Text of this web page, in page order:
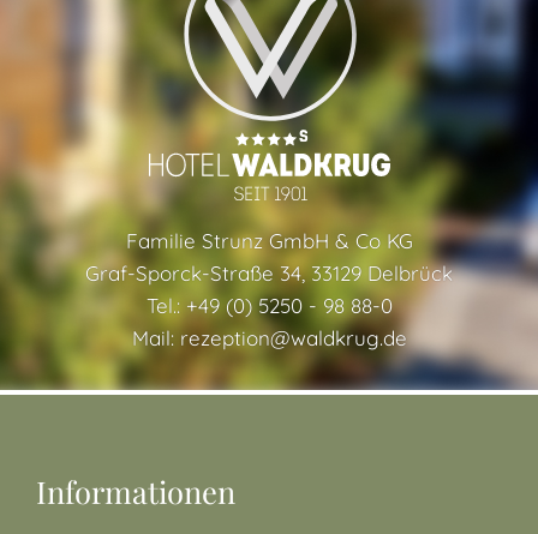
Familie Strunz GmbH & Co KG
Graf-Sporck-Straße 34, 33129 Delbrück
Tel.: +49 (0) 5250 - 98 88-0
Mail: rezeption@waldkrug.de
Informationen